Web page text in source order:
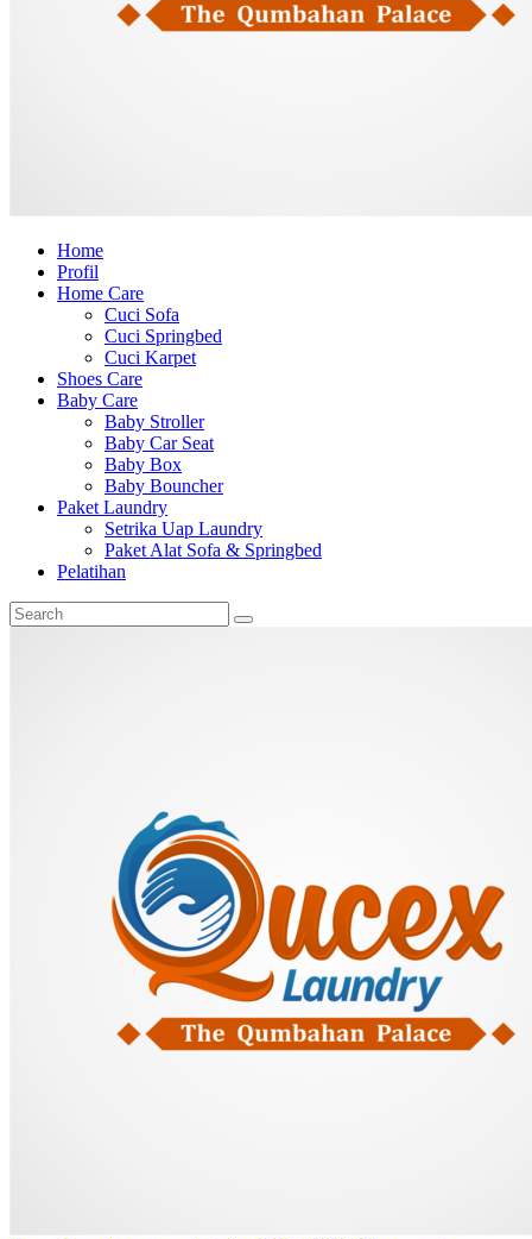
Home
Profil
Home Care
Cuci Sofa
Cuci Springbed
Cuci Karpet
Shoes Care
Baby Care
Baby Stroller
Baby Car Seat
Baby Box
Baby Bouncher
Paket Laundry
Setrika Uap Laundry
Paket Alat Sofa & Springbed
Pelatihan